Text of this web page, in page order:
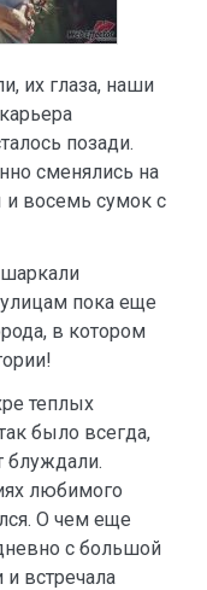
их глаза, наши
позади.
сменялись на
и восемь сумок с
пока еще
в котором
теплых
было всегда,
блуждали.
любимого
О чем еще
с большой
встречала